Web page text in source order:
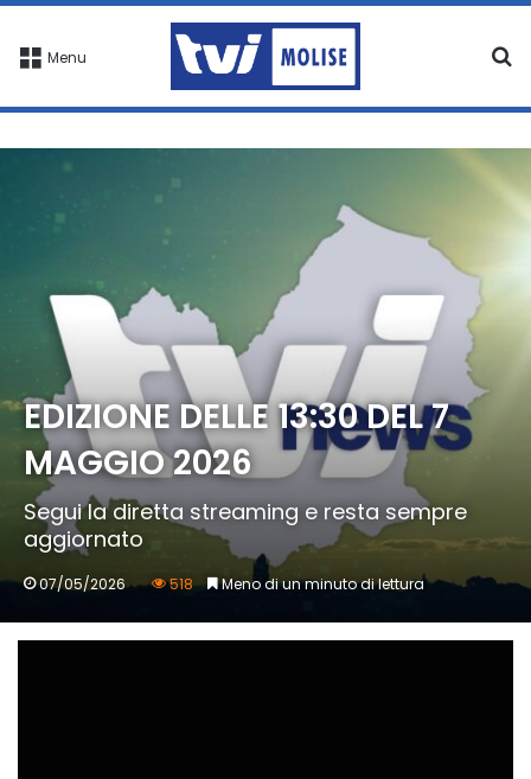
Menu
EDIZIONE DELLE 13:30 DEL 7
MAGGIO 2026
Segui la diretta streaming e resta sempre
aggiornato
07/05/2026 518 Meno di un minuto di lettura